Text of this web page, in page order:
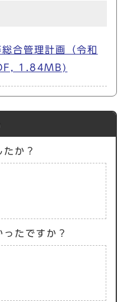
合管理計画（令和
1.84MB)
か？
たですか？